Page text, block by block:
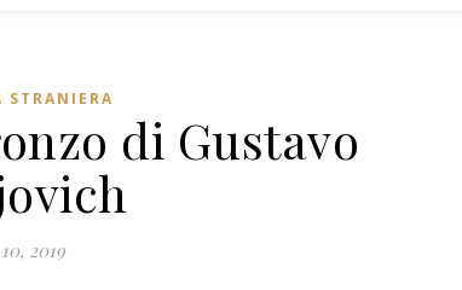
STRANIERA
di Gustavo
2019